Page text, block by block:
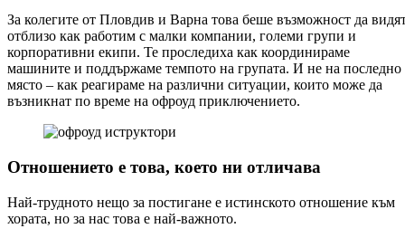
За колегите от Пловдив и Варна това беше възможност да
отблизо как работим с малки компании, големи групи и
корпоративни екипи. Те проследиха как координираме
машините и поддържаме темпото на групата. И не на последно
място – как реагираме на различни ситуации, които може да
възникнат по време на офроуд приключението.
Отношението е това, което ни отличава
Най-трудното нещо за постигане е истинското отношение към
хората, но за нас това е най-важното.